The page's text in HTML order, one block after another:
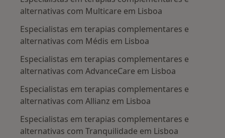
e aumenta a energia, promover sono profundo e
Udwartana:
Massagem Ayurvédica realizada com óleo medicado
ou pó de plantas medicinais, em todo o corpo, abaixo
atividade metabólica, reduz o excesso de gordura do
corpo, melhora o aspeto da pele.
Para além disso, desenvolvo trabalho na área do bem-
alternativas com Multicare em Lisboa
Especialistas em terapias complementares e
alternativas com Médis em Lisboa
Especialistas em terapias complementares e
alternativas com AdvanceCare em Lisboa
Especialistas em terapias complementares e
alternativas com Allianz em Lisboa
Especialistas em terapias complementares e
alternativas com Tranquilidade em Lisboa